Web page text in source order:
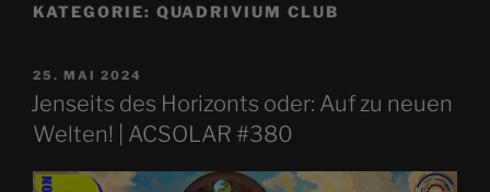
KATEGORIE: QUADRIVIUM CLUB
VERÖFFENTLICHT
AM
25. MAI 2024
Jenseits des Horizonts oder: Auf zu neuen
Welten! | ACSOLAR #380